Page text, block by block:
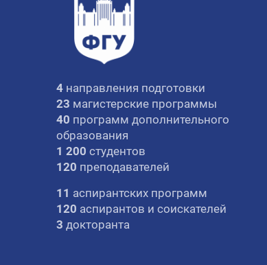
4 направления подготовки
23 магистерские программы
40 программ дополнительного
образования
1 200 студентов
120 преподавателей
11 аспирантских программ
120 аспирантов и соискателей
3 докторанта